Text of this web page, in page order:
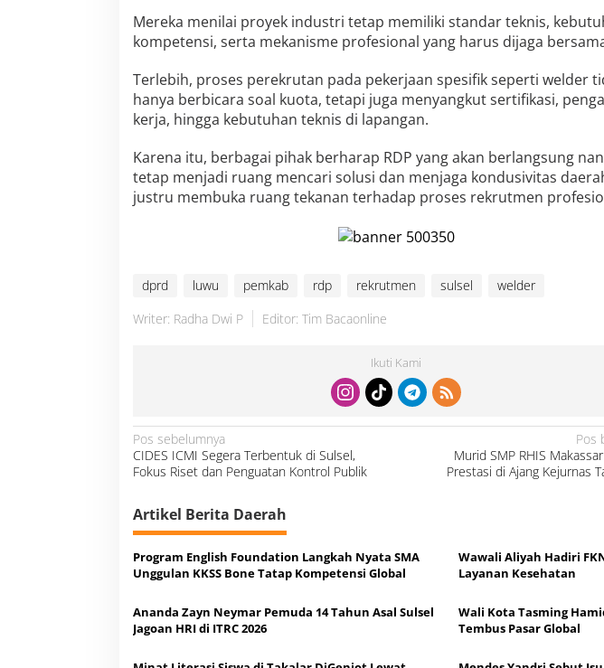
Mereka menilai proyek industri tetap memiliki standar teknis,
kompetensi, serta mekanisme profesional yang harus dijaga
Terlebih, proses perekrutan pada pekerjaan spesifik seperti welder
hanya berbicara soal kuota, tetapi juga menyangkut sertifikasi,
kerja, hingga kebutuhan teknis di lapangan.
Karena itu, berbagai pihak berharap RDP yang akan berlangsung
tetap menjadi ruang mencari solusi dan menjaga kondusivitas
justru membuka ruang tekanan terhadap proses rekrutmen
dprd luwu pemkab rdp rekrutmen sulsel
welder
Writer: Radha Dwi P
Editor: Tim Bacaonline
Ikuti Kami
N
a
v
i
g
p
s
Pos sebelumnya
CIDES ICMI Segera Terbentuk di Sulsel,
Fokus Riset dan Penguatan Kontrol Publik
Pos
Murid SMP RHIS
Prestasi di Ajang Kejurnas
Artikel Berita Daerah
Program English Foundation Langkah Nyata SMA
Unggulan KKSS Bone Tatap Kompetensi Global
Wawali Aliyah Hadiri
Layanan Kesehatan
Ananda Zayn Neymar Pemuda 14 Tahun Asal Sulsel
Jagoan HRI di ITRC 2026
Wali Kota Tasming
Tembus Pasar Global